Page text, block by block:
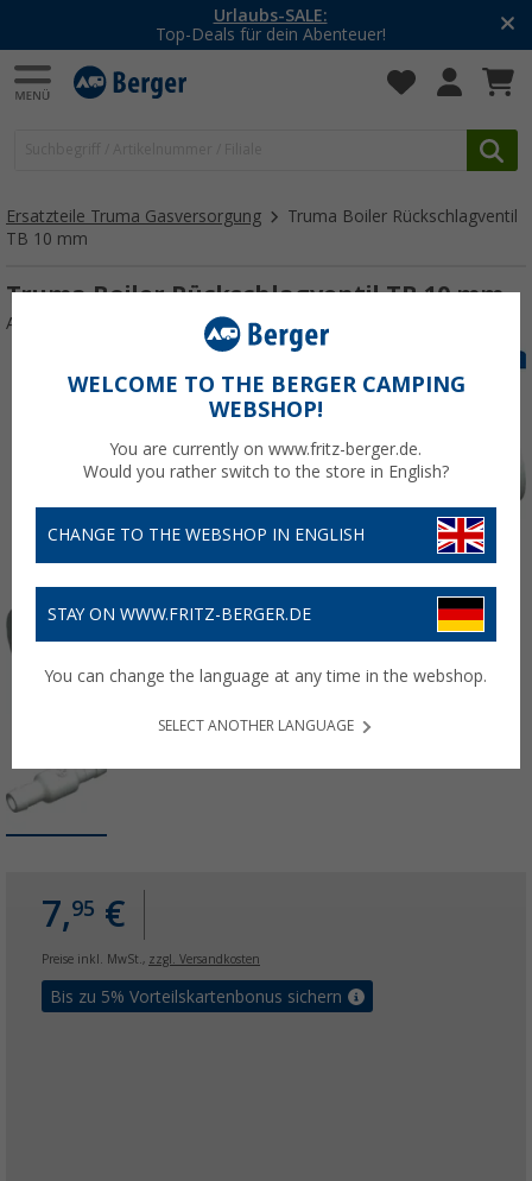
Urlaubs-SALE:
Top-Deals für dein Abenteuer!
Ersatzteile Truma Gasversorgung
Truma Boiler Rückschlagventil
TB 10 mm
Truma Boiler Rückschlagventil TB 10 mm
Art.-Nr.: 400223
7,95 €
Preise inkl. MwSt., zzgl. Versandkosten
Bis zu 5% Vorteilskartenbonus sichern
WELCOME TO THE BERGER CAMPING
WEBSHOP!
You are currently on www.fritz-berger.de.
Would you rather switch to the store in English?
CHANGE TO THE WEBSHOP IN ENGLISH
STAY ON WWW.FRITZ-BERGER.DE
You can change the language at any time in the webshop.
SELECT ANOTHER LANGUAGE